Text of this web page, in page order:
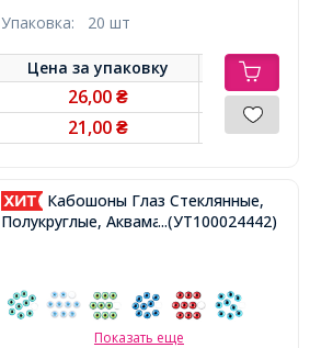
Упаковка: 20 шт
Цена заупаковку
26,00₴
21,00₴
Кабошоны Глаз Стеклянные,
Полукруглые, Аквамарин, 10x3.5мм,
...(УТ100024442)
Показать еще